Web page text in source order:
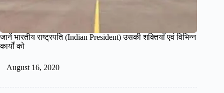
जानें भारतीय राष्ट्रपति (Indian President) उसकी शक्तियाँ एवं विभिन्न
कार्यों को
August 16, 2020